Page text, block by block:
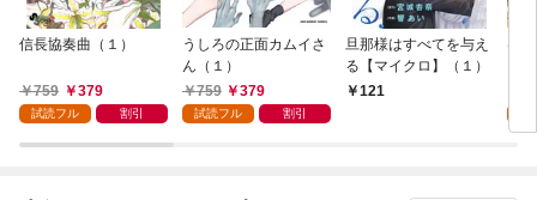
信長協奏曲（１）
759 379
試読フル 割引
うしろの正面カムイさ
ん（１）
759
379
試読フル 割引
旦那様はすべてを与え
る【マイクロ】（１）
121
は